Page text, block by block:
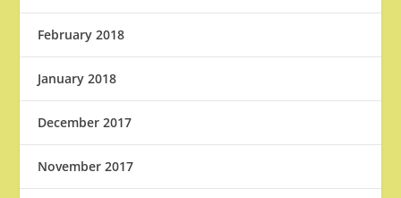
February 2018
January 2018
December 2017
November 2017